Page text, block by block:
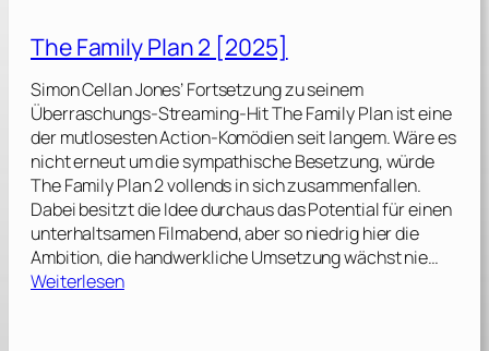
The Family Plan 2 [2025]
Simon Cellan Jones’ Fortsetzung zu seinem
Überraschungs-Streaming-Hit The Family Plan ist eine
der mutlosesten Action-Komödien seit langem. Wäre es
nicht erneut um die sympathische Besetzung, würde
The Family Plan 2 vollends in sich zusammenfallen.
Dabei besitzt die Idee durchaus das Potential für einen
unterhaltsamen Filmabend, aber so niedrig hier die
Ambition, die handwerkliche Umsetzung wächst nie…
Weiterlesen: